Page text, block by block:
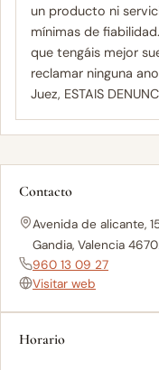
un producto ni
mínimas de
que tengáis mejor
reclamar ninguna
Juez, ESTAIS
Contacto
Avenida de alicante,
Gandia, Valencia
960 13 09 27
Visitar web
Horario